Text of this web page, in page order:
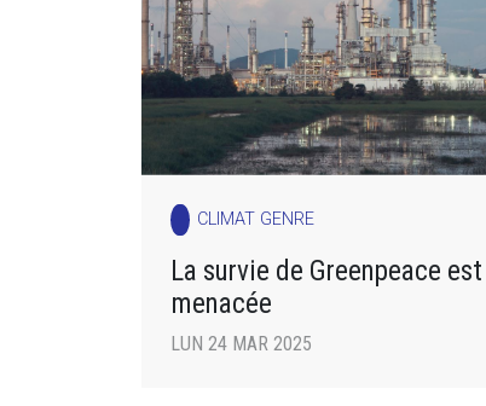
CLIMAT GENRE
La survie de Greenpeace est
menacée
LUN 24 MAR 2025